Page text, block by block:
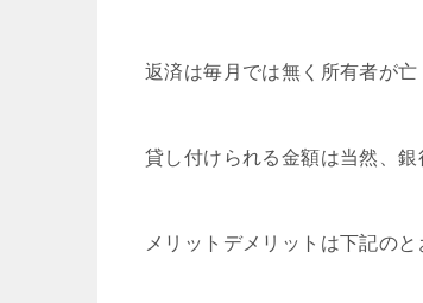
返済は毎月では無く所有者が
貸し付けられる金額は当然、銀
メリットデメリットは下記のと